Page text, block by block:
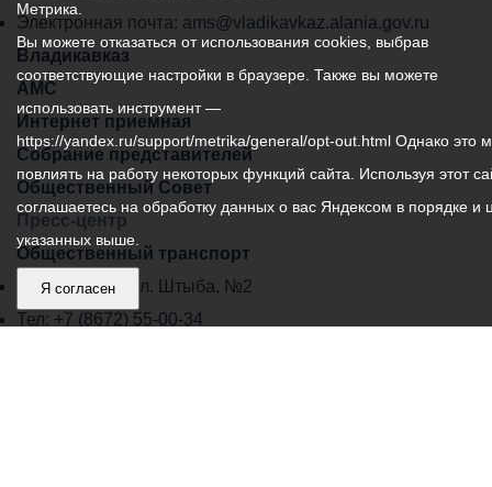
города
Владикавказ:
Электронная почта: ams@vladikavkaz.alania.gov.ru
Владикавказ
АМС
Интернет приемная
Собрание представителей
Общественный Совет
Пресс-центр
Общественный транспорт
Владикавказ, пл. Штыба, №2
Тел: +7 (8672) 55-00-34
Метрика.
Вы можете отказаться от использования cookies, выбрав
соответствующие настройки в браузере. Также вы можете
использовать инструмент —
https://yandex.ru/support/metrika/general/opt-out.html Однако это
повлиять на работу некоторых функций сайта. Используя этот
соглашаетесь на обработку данных о вас Яндексом в порядке и
указанных выше.
Я согласен